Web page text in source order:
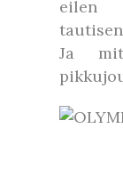
eilen
Ja